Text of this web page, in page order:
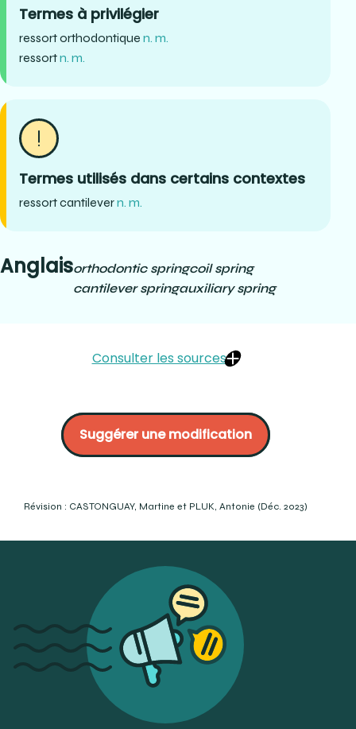
Termes à privilégier
ressort orthodontique n. m.
ressortn. m.
Termes utilisés dans certains contextes
ressort cantilevern. m.
Anglaisorthodontic springcoil spring
cantilever springauxiliary spring
Consulter les sources
gagnon.ca/orthodontie/types-appareils-dentaires/
https://www.orthodontisteenligne.com/composantes-
3M :
orthodontic-product-catalog.pdf
https://vitrinelinguistique.oqlf.gouv.qc.ca/fiche-
gdt/fiche/19081963/ressort-orthodontique?
Dr Sylvain Chamberland, orthodontiste :
https://www.sylvainchamberland.com/blogue/canine-
mandibulaire-incluse/
Seminars in Orthodontics :
https://www.semortho.com/article/S1073-
8746(01)80063-3/fulltext
Suggérer une modification
Révision : CASTONGUAY, Martine et PLUK, Antonie (Déc. 2023)